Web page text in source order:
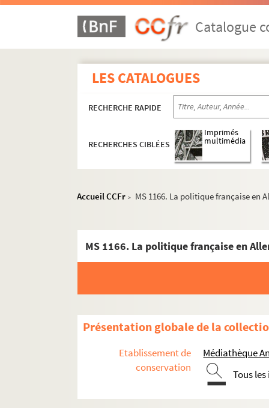
Catalogue
LES CATALOGUES
RECHERCHE RAPIDE
RECHERCHES CIBLÉES
Imprimés
multimédia
Accueil CCFr > MS 1166. La politique française en
Présentation globale de la
Etablissement de
conservation
Médiathèque
Tous
MS 1156-1183. La politique française en
MS 1156. La politique française en
MS 1157. La politique française en